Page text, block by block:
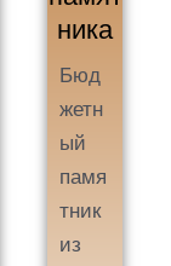
ника
Бюд
жетн
ый
памя
тник
из